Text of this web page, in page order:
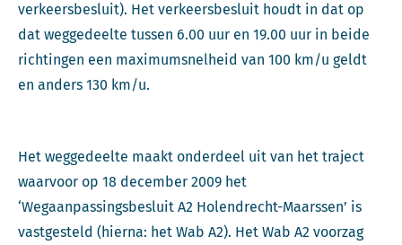
verkeersbesluit). Het verkeersbesluit houdt in dat op
dat weggedeelte tussen 6.00 uur en 19.00 uur in beide
richtingen een maximumsnelheid van 100 km/u geldt
en anders 130 km/u.
Het weggedeelte maakt onderdeel uit van het traject
waarvoor op 18 december 2009 het
‘Wegaanpassingsbesluit A2 Holendrecht-Maarssen’ is
vastgesteld (hierna: het Wab A2). Het Wab A2 voorzag